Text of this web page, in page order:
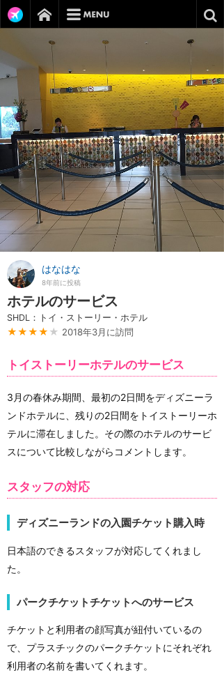
はなはな
8年前に投稿
ホテルのサービス
SHDL：トイ・ストーリー・ホテル
★★★★ ★ 2018年3月に訪問
トイストーリーホテルのサービス
3月の春休み期間、最初の2日間をディズニーラ
ンドホテルに、残りの2日間をトイストーリーホ
テルに滞在しました。その際のホテルのサービ
スについて比較しながらコメントします。
スタッフの対応
ディズニーランドの入園チケット購入時
日本語のできるスタッフが対応してくれまし
た。
パークチケットチケットへのサービス
チケットと利用者の顔写真が紐付いているの
で、プラスチックのパークチケットにそれぞれ
利用者の名前を書いてくれます。